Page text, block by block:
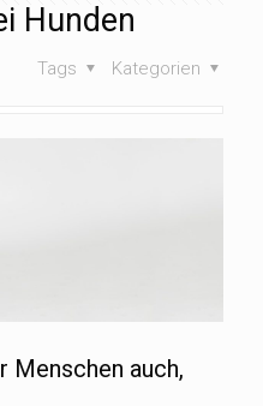
Hunden
Kategorien
Tags
Menschen auch,